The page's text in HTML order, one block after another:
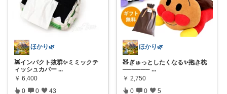
ほかり🌿
👾インパクト抜群✨ミミックテ
ィッシュカバー ...
￥ 6,400
0 0 43
ほかり🌿
🧸ぎゅっとしたくなる✨抱き枕
────── ...
￥ 2,750
0 0 5